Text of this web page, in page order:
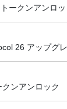
ークンアンロッ
26 アップグ
ンアンロック